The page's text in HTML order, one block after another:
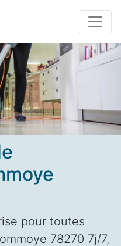
pour toutes
78270 7j/7,